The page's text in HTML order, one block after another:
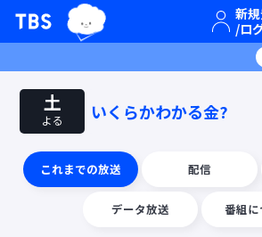
TBSテレビ｜ときめくときを。
TBSグループキャラクタ
土
よる いくらかわかる金?
これまでの放送 配信
データ放送 番組に